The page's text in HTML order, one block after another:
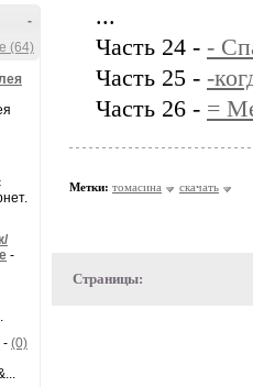
-
(64)
-
- (0)
...
Часть 24 - -
Часть 25 - -
Часть 26 - =
Метки: томасина скачать
Страницы: